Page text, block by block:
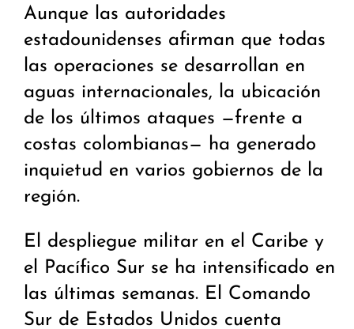
Aunque las autoridades
estadounidenses afirman que todas
las operaciones se desarrollan en
aguas internacionales, la ubicación
de los últimos ataques —frente a
costas colombianas— ha generado
inquietud en varios gobiernos de la
región.
El despliegue militar en el Caribe y
el Pacífico Sur se ha intensificado en
las últimas semanas. El Comando
Sur de Estados Unidos cuenta